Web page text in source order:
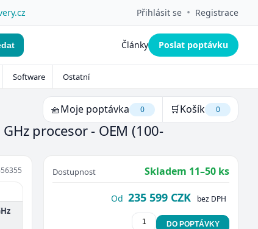
Přihlásit se • Registrace
Články Poslat poptávku
Software Ostatní
🧺Moje poptávka 0 🛒Košík 0
procesor - OEM(100-
Dostupnost Skladem 11–50 ks
Od 235 599 CZK bez DPH
DO POPTÁVKY